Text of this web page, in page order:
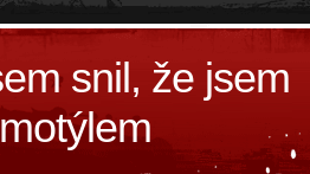
snil, že jsem
motýlem